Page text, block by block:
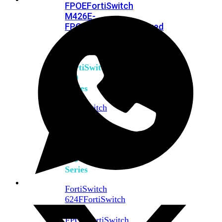
FPOEFortiSwitch
M426E-
FPOE
FortiSwitchRugged
424F-
FortiSwitch
500
Series
FortiSwitch
600
Series
FortiSwitch
624FFortiSwitch
624F-
FPOE
FortiSwitch